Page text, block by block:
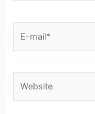
mail*